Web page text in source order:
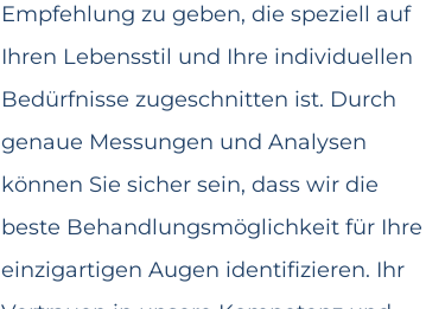
Empfehlung zu geben, die speziell auf
Ihren Lebensstil und Ihre individuellen
Bedürfnisse zugeschnitten ist. Durch
genaue Messungen und Analysen
können Sie sicher sein, dass wir die
beste Behandlungsmöglichkeit für Ihre
einzigartigen Augen identifizieren. Ihr